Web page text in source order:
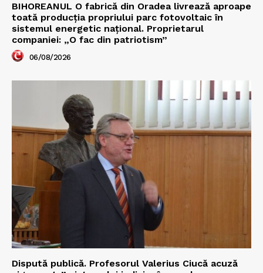
BIHOREANUL O fabrică din Oradea livrează aproape
toată producția propriului parc fotovoltaic în
sistemul energetic național. Proprietarul
companiei: „O fac din patriotism”
06/08/2026
Dispută publică. Profesorul Valerius Ciucă acuză